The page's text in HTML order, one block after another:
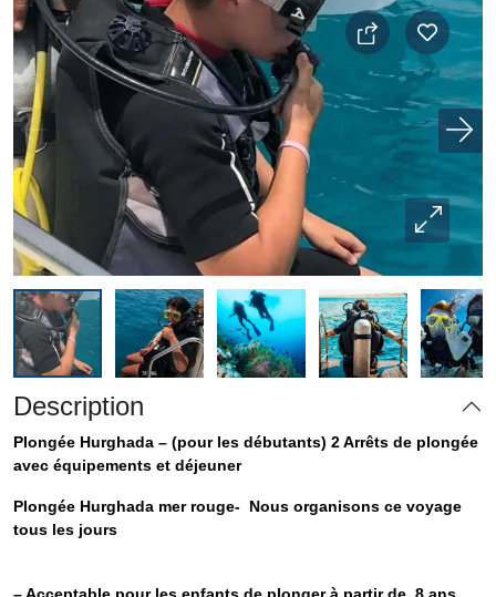
Description
Plongée Hurghada – (pour les débutants) 2 Arrêts de plongée
avec équipements et déjeuner
Plongée Hurghada mer rouge- Nous organisons ce voyage
tous les jours